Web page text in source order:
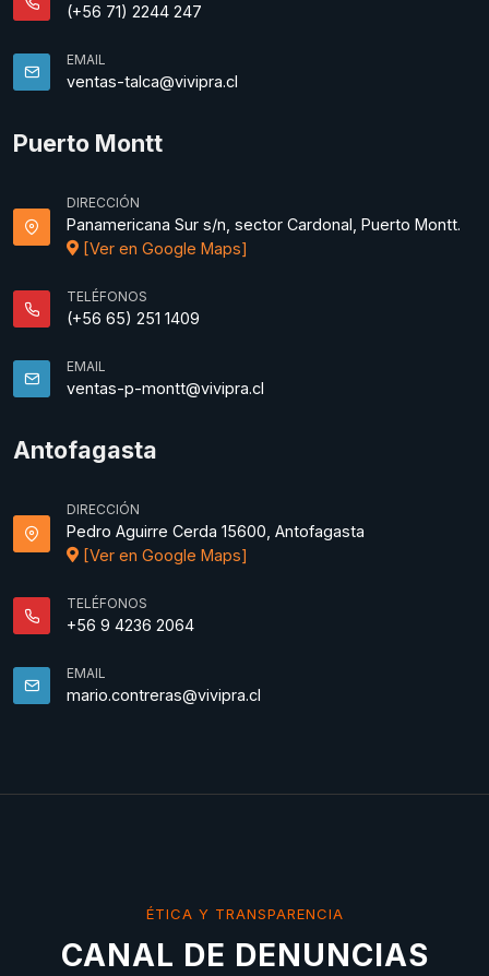
(+56 71) 2244 247
EMAIL
ventas-talca@vivipra.cl
Puerto Montt
DIRECCIÓN
Panamericana Sur s/n, sector Cardonal, Puerto Montt.
[Ver en Google Maps]
TELÉFONOS
(+56 65) 251 1409
EMAIL
ventas-p-montt@vivipra.cl
Antofagasta
DIRECCIÓN
Pedro Aguirre Cerda 15600, Antofagasta
[Ver en Google Maps]
TELÉFONOS
+56 9 4236 2064
EMAIL
mario.contreras@vivipra.cl
ÉTICA Y TRANSPARENCIA
CANAL DE DENUNCIAS